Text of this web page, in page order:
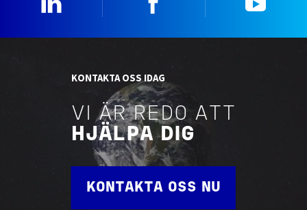
KONTAKTA OSS IDAG
VI ÄR REDO ATT
HJÄLPA DIG
KONTAKTA OSS NU